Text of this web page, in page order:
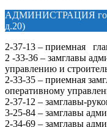
АДМИНИСТРАЦИЯ
д.20)
2-37-13 – приемная
2 -33-36 – замглавы
управлению и
2-33-35 – приемная
оперативному
2-37-12 – замглавы-
3-25-84 – замглавы
2-34-69 – замглавы